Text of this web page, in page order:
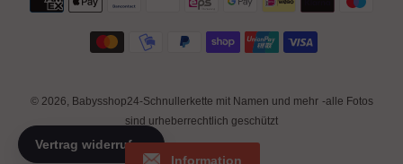
© 2026, Babysshop24-Schnullerkette mit Namen und mehr -alle Fotos
sind urheberrechtlich geschützt
Information